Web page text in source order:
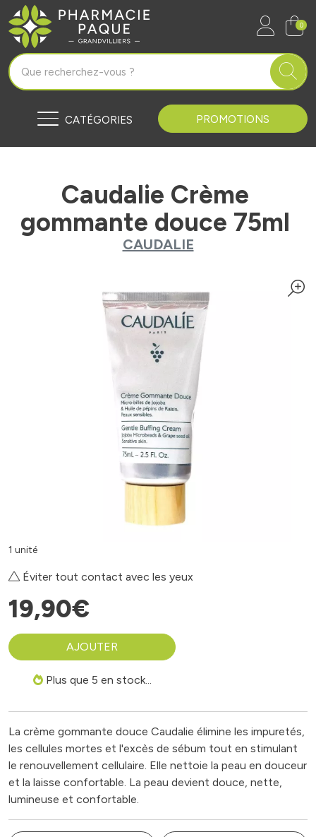
Pharmacie Paque Grandvilliers
0
CATÉGORIES PROMOTIONS
Caudalie Crème
gommante douce 75ml
CAUDALIE
1 unité
Éviter tout contact avec les yeux
19,90€
AJOUTER
Plus que 5 en stock...
La crème gommante douce Caudalie élimine les impuretés,
les cellules mortes et l'excès de sébum tout en stimulant
le renouvellement cellulaire. Elle nettoie la peau en douceur
et la laisse confortable. La peau devient douce, nette,
lumineuse et confortable.